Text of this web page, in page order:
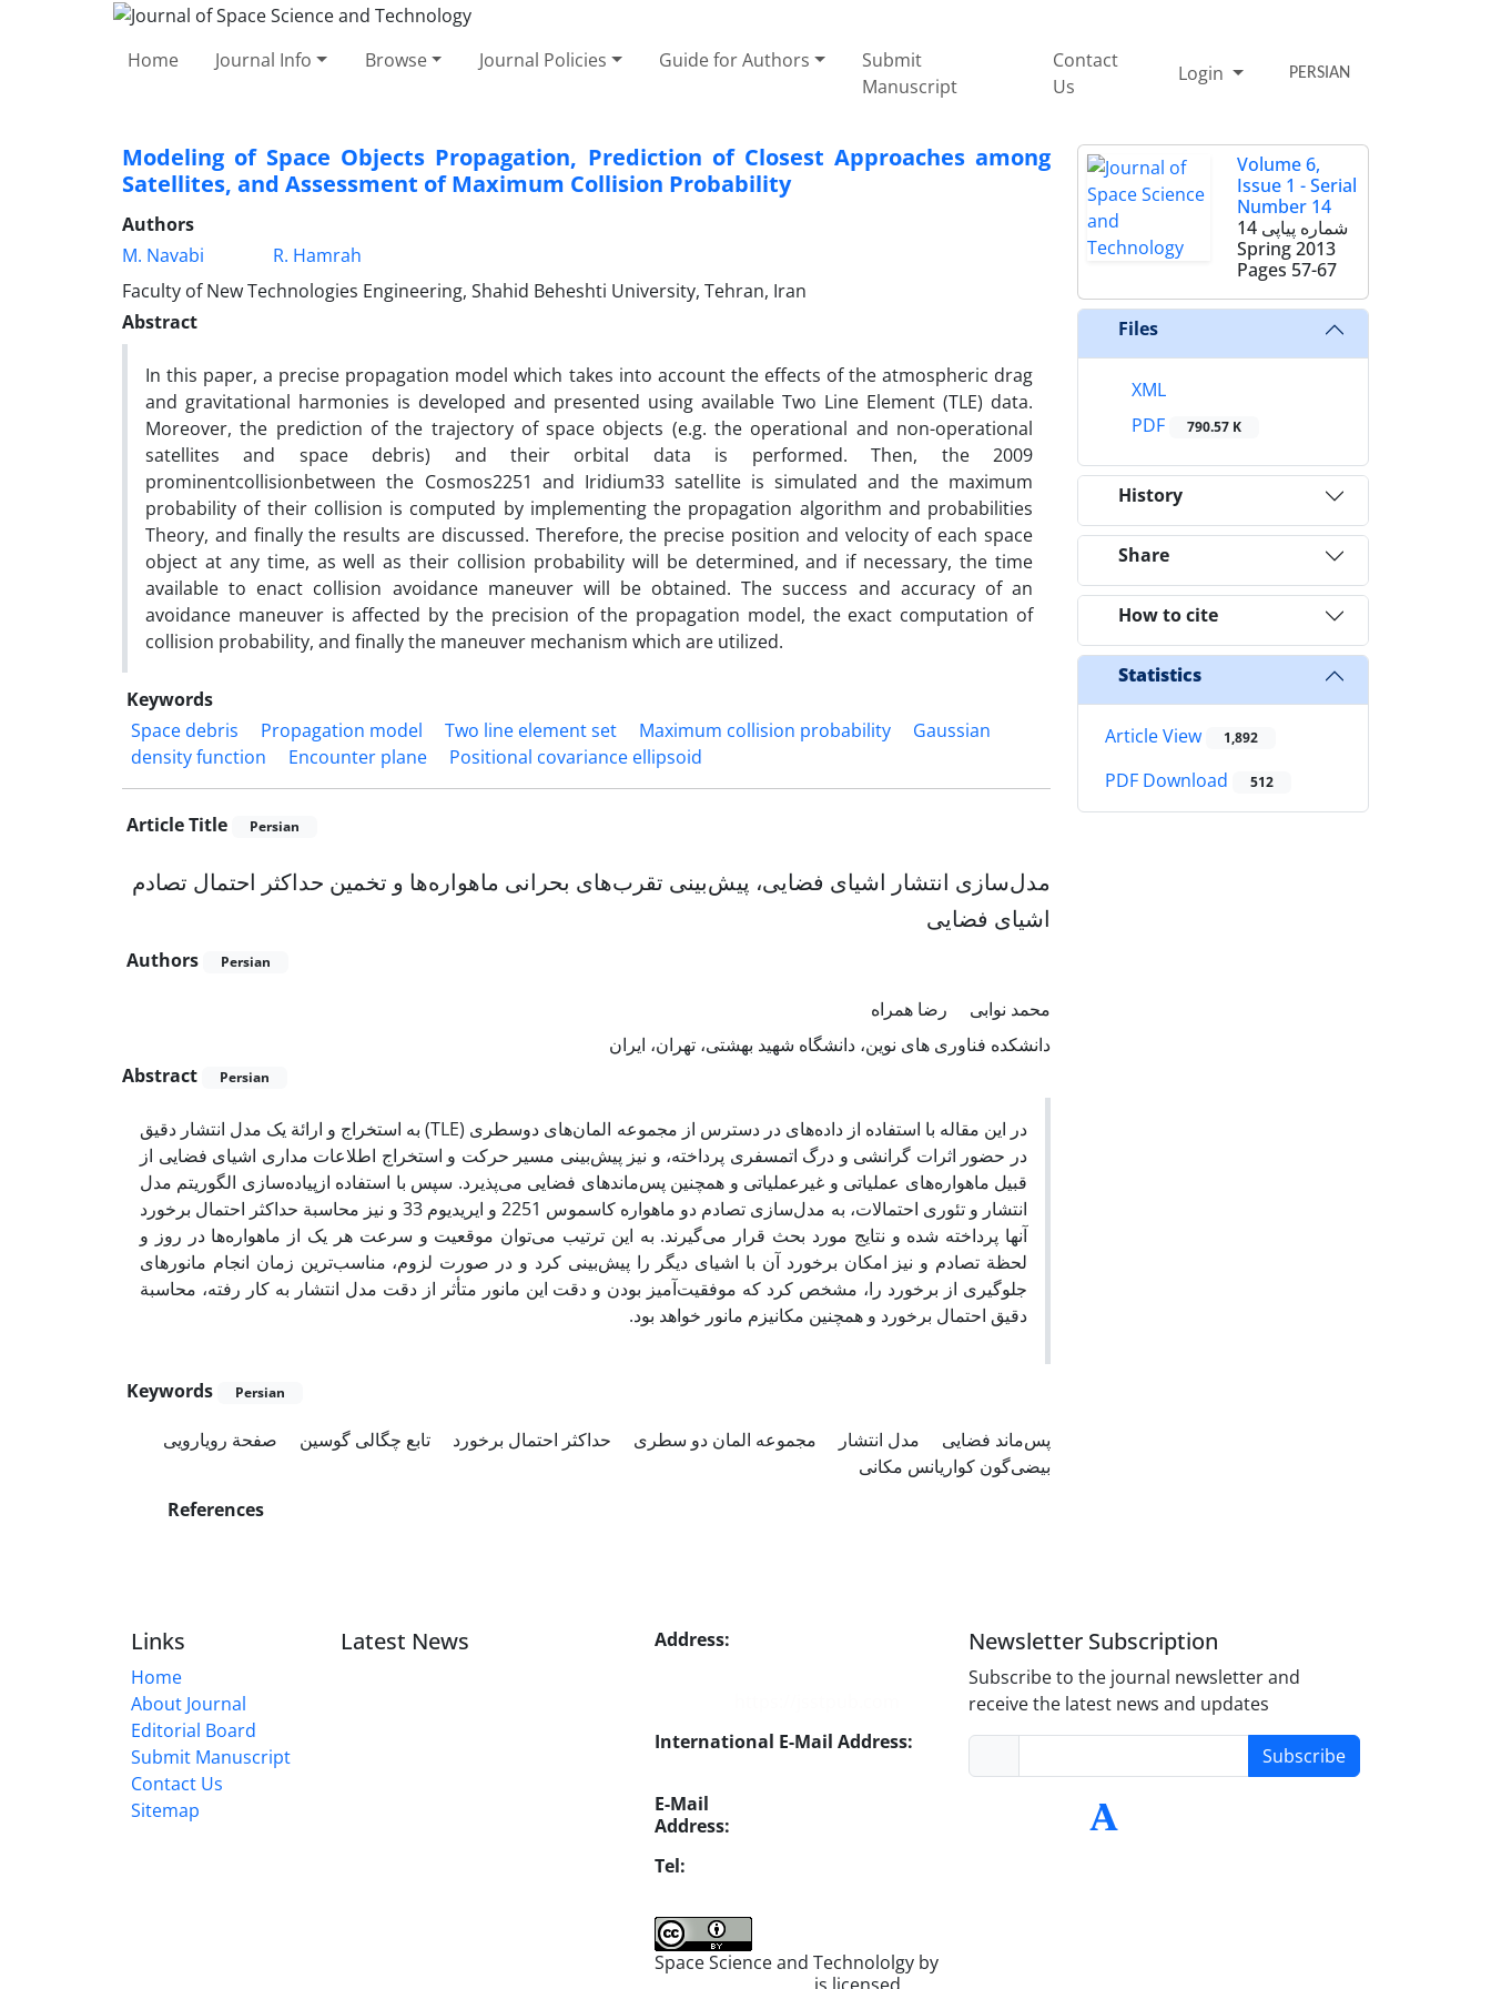
Home Journal Info Browse Journal Policies Guide for Authors
Submit
Manuscript
Contact
Us
Login PERSIAN
Modeling of Space Objects Propagation, Prediction of Closest Approaches among
Satellites, and Assessment of Maximum Collision Probability
Authors
M. Navabi
R. Hamrah
Faculty of New Technologies Engineering, Shahid Beheshti University, Tehran, Iran
Abstract
In this paper, a precise propagation model which takes into account the effects of the atmospheric drag
and gravitational harmonies is developed and presented using available Two Line Element (TLE) data.
Moreover, the prediction of the trajectory of space objects (e.g. the operational and non-operational
satellites and space debris) and their orbital data is performed. Then, the 2009
prominentcollisionbetween the Cosmos2251 and Iridium33 satellite is simulated and the maximum
probability of their collision is computed by implementing the propagation algorithm and probabilities
Theory, and finally the results are discussed. Therefore, the precise position and velocity of each space
object at any time, as well as their collision probability will be determined, and if necessary, the time
available to enact collision avoidance maneuver will be obtained. The success and accuracy of an
avoidance maneuver is affected by the precision of the propagation model, the exact computation of
collision probability, and finally the maneuver mechanism which are utilized.
Keywords
Space debris
Propagation model Two line element set Maximum collision probability
Gaussian
density function
Encounter plane Positional covariance ellipsoid
Article Title Persian
مدل‌سازی انتشار اشیای فضایی، پیش‌بینی تقرب‌های بحرانی ماهواره‌ها و تخمین حداکثر احتمال تصادم
اشیای فضایی
Authors Persian
محمد نوابی
رضا همراه
دانشکده فناوری های نوین، دانشگاه شهید بهشتی، تهران، ایران
Abstract
Persian
در این مقاله با استفاده از داده‌های در دسترس از مجموعه المان‌های دوسطری (TLE) به استخراج و ارائة یک مدل انتشار دقیق
در حضور اثرات گرانشی و درگ اتمسفری پرداخته، و نیز پیش‌بینی مسیر حرکت و استخراج اطلاعات مداری اشیای فضایی از
قبیل ماهواره‌های عملیاتی و غیرعملیاتی و همچنین پس‌ماندهای فضایی می‌پذیرد. سپس با استفاده ازپیاده‌سازی الگوریتم مدل
انتشار و تئوری احتمالات، به مدل‌سازی تصادم دو ماهواره کاسموس 2251 و ایریدیوم 33 و نیز محاسبة حداکثر احتمال برخورد
آنها پرداخته شده و نتایج مورد بحث قرار می‌گیرند. به این ترتیب می‌توان موقعیت و سرعت هر یک از ماهواره‌ها در روز و
لحظة تصادم و نیز امکان برخورد آن با اشیای دیگر را پیش‌بینی کرد و در صورت لزوم، مناسب‌ترین زمان انجام مانورهای
جلوگیری از برخورد را، مشخص کرد که موفقیت‌آمیز بودن و دقت این مانور متأثر از دقت مدل انتشار به کار رفته، محاسبة
دقیق احتمال برخورد و همچنین مکانیزم مانور خواهد بود.
Keywords Persian
پس‌ماند فضایی مدل انتشار مجموعه المان دو سطری حداکثر احتمال برخورد تابع چگالی گوسین
صفحة رویارویی
بیضی‌گون کواریانس مکانی
References
Volume 6,
Issue 1 - Serial
Number 14
شماره پیاپی 14
Spring 2013
Pages 57-67
Files
XML
PDF
790.57 K
History
Share
How to cite
Statistics
Article View 1,892
PDF Download 512
Links
Home
About Journal
Editorial Board
Submit Manuscript
Contact Us
Sitemap
Latest News Address:
International E-Mail Address:
E-Mail
Address:
Tel:
Space Science and Technololgy by
Newsletter Subscription
Subscribe to the journal newsletter and
receive the latest news and updates
Subscribe